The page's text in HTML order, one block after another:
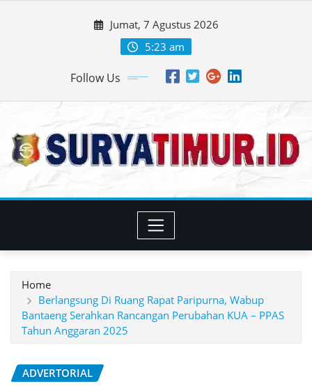
Jumat, 7 Agustus 2026
5:23 am
Follow Us
Home
Berlangsung Di Ruang Rapat Paripurna, Wabup
Bantaeng Serahkan Rancangan Perubahan KUA – PPAS
Tahun Anggaran 2025
ADVERTORIAL